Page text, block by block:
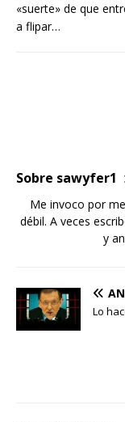
«suerte» de que
a flipar…
Sobre sawyfer1
Me invoco por
débil. A veces
y
Lo